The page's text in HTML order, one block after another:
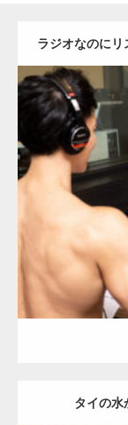
ラジオなのに
Category:ラジオ
TOSHI(大胸
ダウ
タイの水